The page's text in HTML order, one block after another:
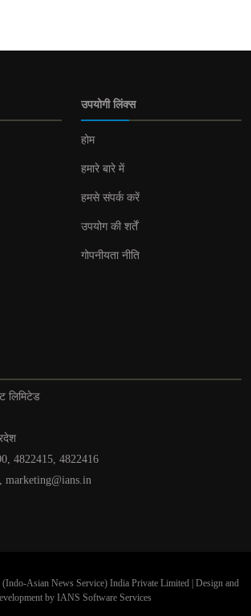
उपयोगी लिंक्स
होम
हमारे बारे में
हमसे संपर्क करें
उपयोग की शर्तें
गोपनीयता नीति
लिमिटेड
4822415, 4822416
marketing@ians.in
Asian News Service) India Private Limited | Design and
by IANS Software Services